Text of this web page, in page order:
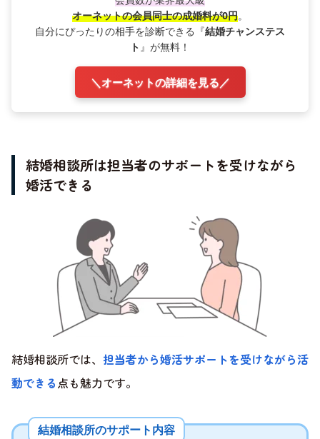
オーネットの会員同士の成婚料が0円。
自分にぴったりの相手を診断できる『結婚チャンステス
ト 』が無料！
＼オーネットの詳細を見る／
結婚相談所は担当者のサポートを受けながら
婚活できる
結婚相談所では、 担当者から婚活サポートを受けながら活
動できる点も魅力です。
結婚相談所のサポート内容